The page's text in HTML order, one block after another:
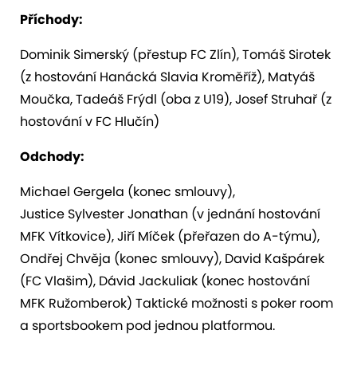
Příchody:
Dominik Simerský (přestup FC Zlín), Tomáš Sirotek
(z hostování Hanácká Slavia Kroměříž), Matyáš
Moučka, Tadeáš Frýdl (oba z U19), Josef Struhař (z
hostování v FC Hlučín)
Odchody:
Michael Gergela (konec smlouvy),
Justice Sylvester Jonathan (v jednání hostování
MFK Vítkovice), Jiří Míček (přeřazen do A-týmu),
Ondřej Chvěja (konec smlouvy), David Kašpárek
(FC Vlašim), Dávid Jackuliak (konec hostování
MFK Ružomberok) Taktické možnosti s poker room
a sportsbookem pod jednou platformou.